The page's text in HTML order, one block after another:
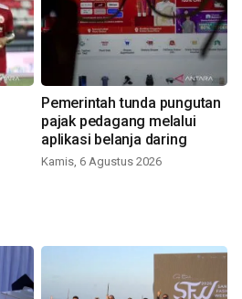
Pemerintah tunda pungutan
pajak pedagang melalui
aplikasi belanja daring
Kamis, 6 Agustus 2026